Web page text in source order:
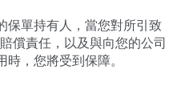
保單持有人，當您對所引致
償責任，以及與向您的公司
，您將受到保障。